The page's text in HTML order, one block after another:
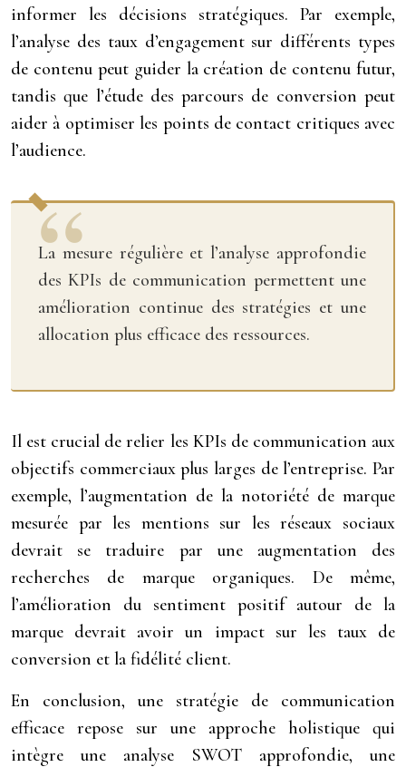
informer les décisions stratégiques. Par exemple,
l’analyse des taux d’engagement sur différents types
de contenu peut guider la création de contenu futur,
tandis que l’étude des parcours de conversion peut
aider à optimiser les points de contact critiques avec
l’audience.
La mesure régulière et l’analyse approfondie
des KPIs de communication permettent une
amélioration continue des stratégies et une
allocation plus efficace des ressources.
Il est crucial de relier les KPIs de communication aux
objectifs commerciaux plus larges de l’entreprise. Par
exemple, l’augmentation de la notoriété de marque
mesurée par les mentions sur les réseaux sociaux
devrait se traduire par une augmentation des
recherches de marque organiques. De même,
l’amélioration du sentiment positif autour de la
marque devrait avoir un impact sur les taux de
conversion et la fidélité client.
En conclusion, une stratégie de communication
efficace repose sur une approche holistique qui
intègre une analyse SWOT approfondie, une